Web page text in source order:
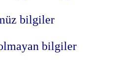
bilgiler
bilgiler